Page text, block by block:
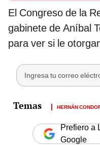
El Congreso de la
gabinete de Aníbal
para ver si le
HERNÁN
Prefiero a
Google